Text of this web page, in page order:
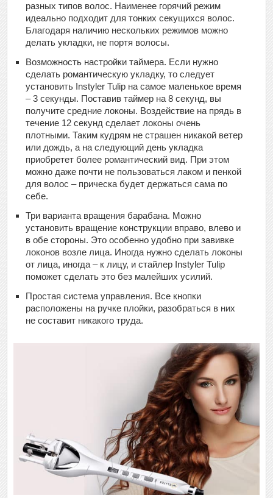
разных типов волос. Наименее горячий режим
идеально подходит для тонких секущихся волос.
Благодаря наличию нескольких режимов можно
делать укладки, не портя волосы.
Возможность настройки таймера. Если нужно
сделать романтическую укладку, то следует
установить Instyler Tulip на самое маленькое время
– 3 секунды. Поставив таймер на 8 секунд, вы
получите средние локоны. Воздействие на прядь в
течение 12 секунд сделает локоны очень
плотными. Таким кудрям не страшен никакой ветер
или дождь, а на следующий день укладка
приобретет более романтический вид. При этом
можно даже почти не пользоваться лаком и пенкой
для волос – прическа будет держаться сама по
себе.
Три варианта вращения барабана. Можно
установить вращение конструкции вправо, влево и
в обе стороны. Это особенно удобно при завивке
локонов возле лица. Иногда нужно сделать локоны
от лица, иногда – к лицу, и стайлер Instyler Tulip
поможет сделать это без малейших усилий.
Простая система управления. Все кнопки
расположены на ручке плойки, разобраться в них
не составит никакого труда.